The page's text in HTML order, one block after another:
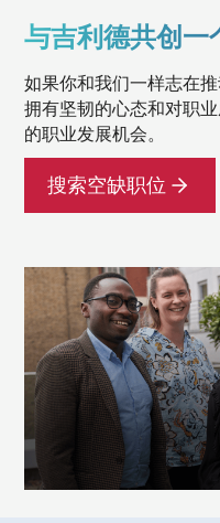
与吉利德共创
如果你和我们一样志在
拥有坚韧的心态和对职
的职业发展机会。
搜索空缺职位